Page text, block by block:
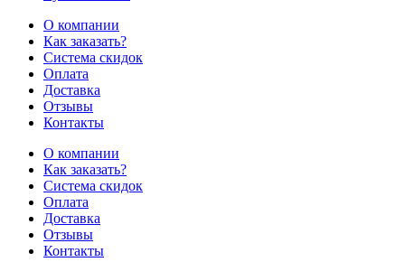
О компании
Как заказать?
Система скидок
Оплата
Доставка
Отзывы
Контакты
О компании
Как заказать?
Система скидок
Оплата
Доставка
Отзывы
Контакты